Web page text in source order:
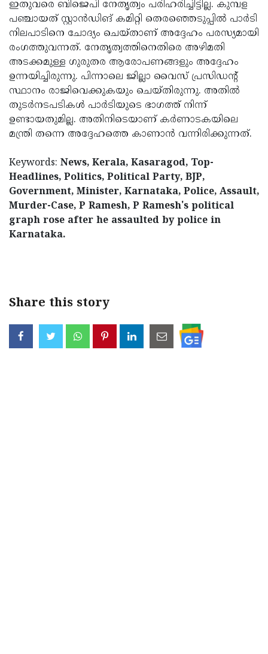
ഇതുവരെ ബിജെപി നേതൃത്വം പരിഹരിച്ചിട്ടില്ല. കുമ്പള
പഞ്ചായത് സ്റ്റാന്‍ഡിങ് കമിറ്റി തെരഞ്ഞെടുപ്പില്‍ പാര്‍ടി
നിലപാടിനെ ചോദ്യം ചെയ്താണ് അദ്ദേഹം പരസ്യമായി
രംഗത്തുവന്നത്. നേതൃത്വത്തിനെതിരെ അഴിമതി
അടക്കമുള്ള ഗുരുതര ആരോപണങ്ങളും അദ്ദേഹം
ഉന്നയിച്ചിരുന്നു. പിന്നാലെ ജില്ലാ വൈസ് പ്രസിഡന്റ്
സ്ഥാനം രാജിവെക്കുകയും ചെയ്തിരുന്നു. അതില്‍
തുടര്‍നടപടികള്‍ പാര്‍ടിയുടെ ഭാഗത്ത് നിന്ന്
ഉണ്ടായതുമില്ല. അതിനിടെയാണ് കര്‍ണാടകയിലെ
മന്ത്രി തന്നെ അദ്ദേഹത്തെ കാണാന്‍ വന്നിരിക്കുന്നത്.
Keywords: News, Kerala, Kasaragod, Top-
Headlines, Politics, Political Party, BJP,
Government, Minister, Karnataka, Police, Assault,
Murder-Case, P Ramesh, P Ramesh's political
graph rose after he assaulted by police in
Karnataka.
Share this story